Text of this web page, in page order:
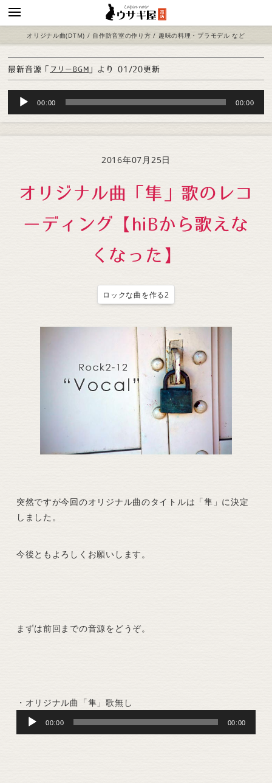
オリジナル曲(DTM) / 自作防音室の作り方 / 趣味の料理・プラモデル など
最新音源「 フリーBGM 」より 01/20更新
Audio
Player
00:00 00:00
2016年07月25日
オリジナル曲「隼」歌のレコ
ーディング【hiBから歌えな
くなった】
ロックな曲を作る2
突然ですが今回のオリジナル曲のタイトルは「隼」に決定
しました。
今後ともよろしくお願いします。
まずは前回までの音源をどうぞ。
・オリジナル曲「隼」歌無し
Audio
Player
00:00 00:00